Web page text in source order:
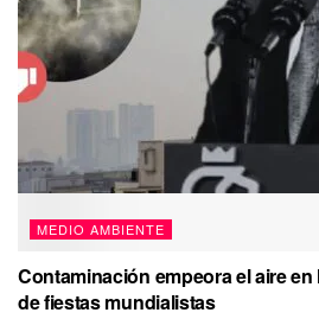
MEDIO AMBIENTE
Contaminación empeora el aire
de fiestas mundialistas